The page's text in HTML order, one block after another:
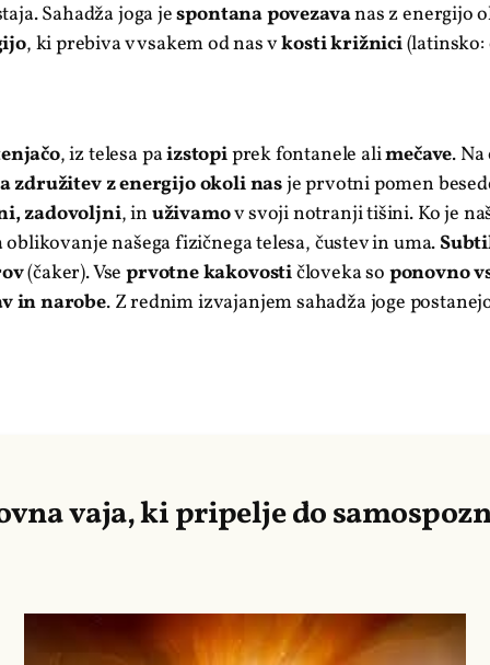
Sahadža joga jespontana povezavanas z energijo
, ki prebiva v vsakem od nas vkosti križnici(latinsko:
, iz telesa paizstopiprek fontanele alimečave.
združitev z energijo okoli nasje prvotni pomen
zadovoljni, in uživamov svoji notranji tišini. Ko je
oblikovanje našega fizičnega telesa, čustev in uma.
(čaker). Vseprvotne kakovostičloveka so ponovno
in narobe. Z rednim izvajanjem sahadža joge
vaja, ki pripelje do